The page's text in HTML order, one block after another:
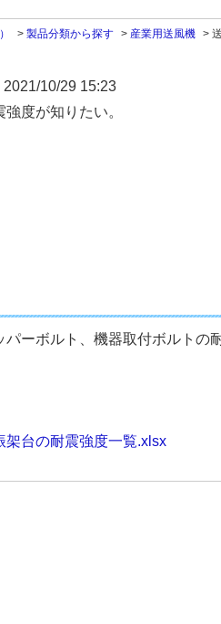
> 製品分類から探す > 産業用送風機 >
2021/10/29 15:23
度が知りたい。
パーボルト、機器取付ボルトの
架台の耐震強度一覧.xlsx